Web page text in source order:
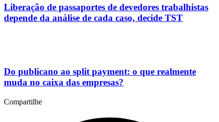
Liberação de passaportes de devedores trabalhistas
depende da análise de cada caso, decide TST
Do publicano ao split payment: o que realmente
muda no caixa das empresas?
Compartilhe